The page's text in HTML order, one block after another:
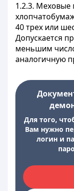
1.2.3.
40 трех или
Допускается
меньшим
аналогичную
Для того,
Вам нужно
логин и